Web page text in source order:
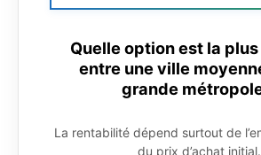
Quelle option est la
entre une ville
grande
La rentabilité dépend surtout de
du prix d’achat initial.